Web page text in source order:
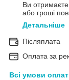
Ви
або гроші
Детальніше
Післяплата
Оплата за
Всі умови